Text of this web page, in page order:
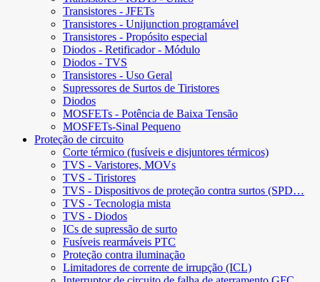
Transistores - JFETs
Transistores - Unijunction programável
Transistores - Propósito especial
Diodos - Retificador - Módulo
Diodos - TVS
Transistores - Uso Geral
Supressores de Surtos de Tiristores
Diodos
MOSFETs - Potência de Baixa Tensão
MOSFETs-Sinal Pequeno
Proteção de circuito
Corte térmico (fusíveis e disjuntores térmicos)
TVS - Varistores, MOVs
TVS - Tiristores
TVS - Dispositivos de proteção contra surtos (SPD…
TVS - Tecnologia mista
TVS - Diodos
ICs de supressão de surto
Fusíveis rearmáveis ​​PTC
Proteção contra iluminação
Limitadores de corrente de irrupção (ICL)